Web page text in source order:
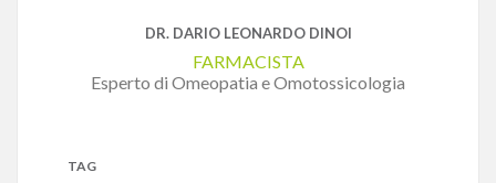
DR. DARIO LEONARDO DINOI
FARMACISTA
Esperto di Omeopatia e Omotossicologia
TAG